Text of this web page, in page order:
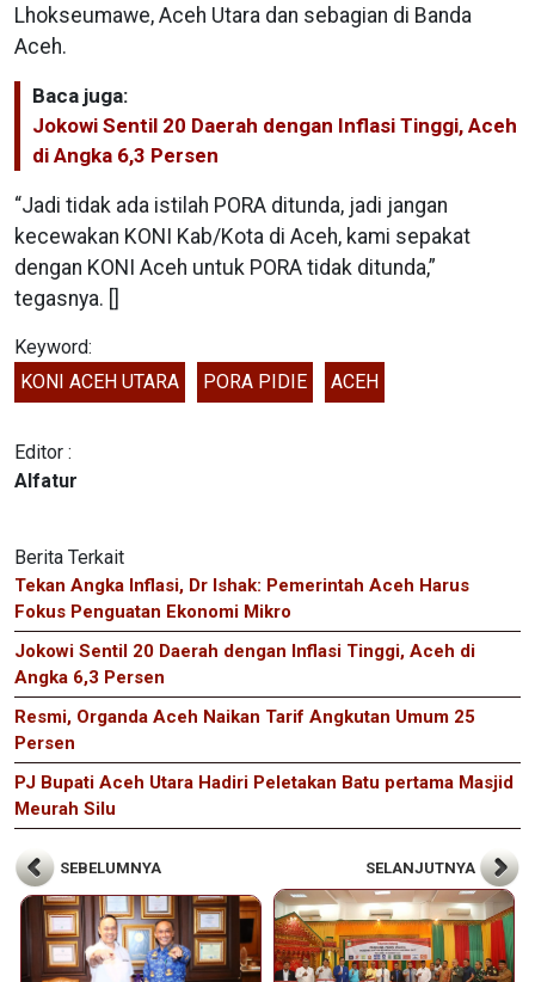
Lhokseumawe, Aceh Utara dan sebagian di Banda
Aceh.
Baca juga:
Jokowi Sentil 20 Daerah dengan Inflasi Tinggi, Aceh
di Angka 6,3 Persen
“Jadi tidak ada istilah PORA ditunda, jadi jangan
kecewakan KONI Kab/Kota di Aceh, kami sepakat
dengan KONI Aceh untuk PORA tidak ditunda,”
tegasnya. []
Keyword:
KONI ACEH UTARA
PORA PIDIE ACEH
Editor :
Alfatur
Berita Terkait
Tekan Angka Inflasi, Dr Ishak: Pemerintah Aceh Harus
Fokus Penguatan Ekonomi Mikro
Jokowi Sentil 20 Daerah dengan Inflasi Tinggi, Aceh di
Angka 6,3 Persen
Resmi, Organda Aceh Naikan Tarif Angkutan Umum 25
Persen
PJ Bupati Aceh Utara Hadiri Peletakan Batu pertama Masjid
Meurah Silu
SEBELUMNYA SELANJUTNYA